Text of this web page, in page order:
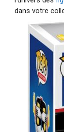
dans votre